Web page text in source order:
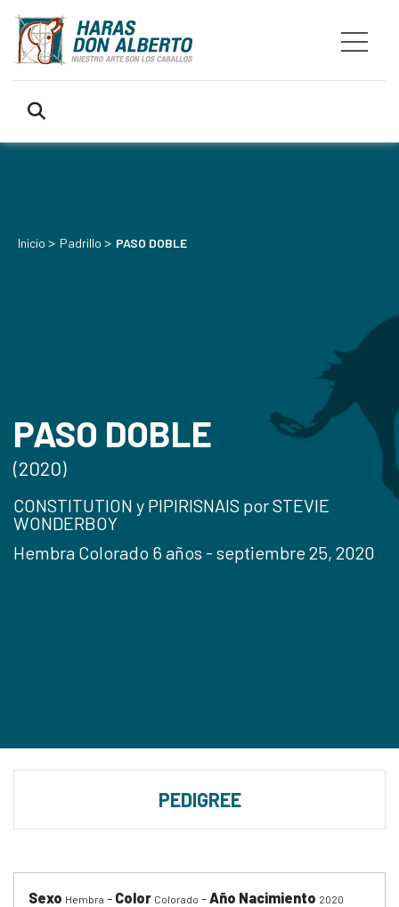
Inicio > Padrillo > PASO DOBLE
PASO DOBLE
(2020)
CONSTITUTION y PIPIRISNAIS por STEVIE
WONDERBOY
Hembra Colorado 6 años - septiembre 25, 2020
PEDIGREE
Sexo Hembra - Color Colorado -Año Nacimiento 2020